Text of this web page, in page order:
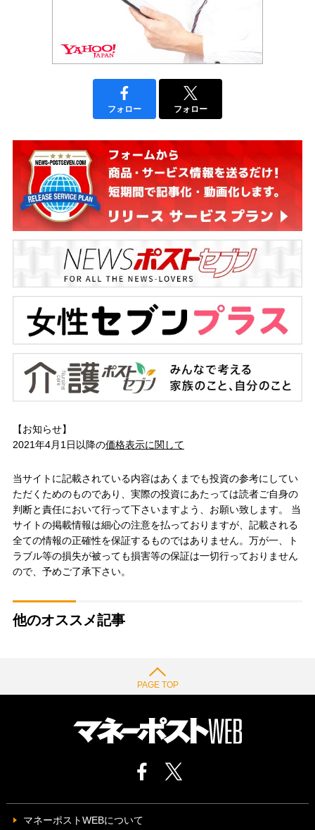
フォロー フォロー
【お知らせ】
2021年4月1日以降の価格表示に関して
当サイトに記載されている内容はあくまでも投資の参考にしてい
ただくためのものであり、実際の投資にあたっては読者ご自身の
判断と責任において行って下さいますよう、お願い致します。 当
サイトの掲載情報は細心の注意を払っておりますが、記載される
全ての情報の正確性を保証するものではありません。万が一、ト
ラブル等の損失が被っても損害等の保証は一切行っておりません
ので、予めご了承下さい。
他のオススメ記事
PAGE TOP
マネーポストWEBについて